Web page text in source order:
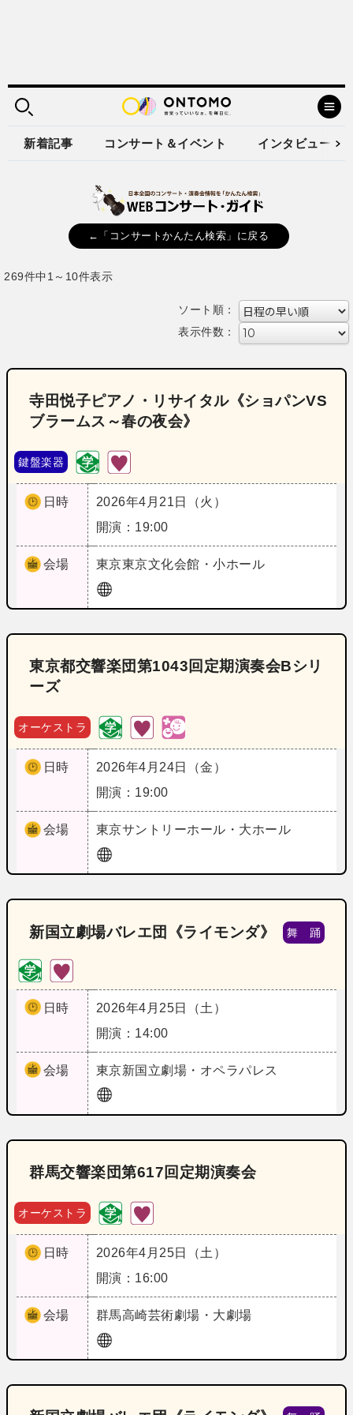
新着記事 コンサート＆イベント インタビュー
←「コンサートかんたん検索」に戻る
269件中1～10件表示
ソート順：
表示件数：
寺田悦子ピアノ・リサイタル《ショパンVS
ブラームス～春の夜会》
鍵盤楽器
日時
2026年4月21日（火）
開演：19:00
会場 東京東京文化会館・小ホール
東京都交響楽団第1043回定期演奏会Bシリ
ーズ
オーケストラ
日時
2026年4月24日（金）
開演：19:00
会場 東京サントリーホール・大ホール
新国立劇場バレエ団《ライモンダ》 舞 踊
日時
2026年4月25日（土）
開演：14:00
会場 東京新国立劇場・オペラパレス
群馬交響楽団第617回定期演奏会
オーケストラ
日時
2026年4月25日（土）
開演：16:00
会場 群馬高崎芸術劇場・大劇場